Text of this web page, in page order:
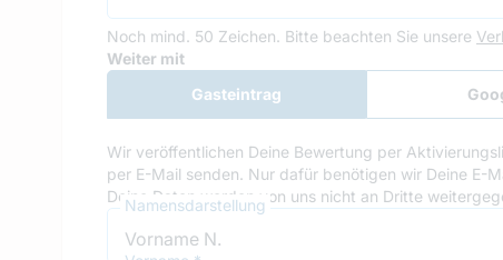
Noch mind. 50 Zeichen. Bitte beachten Sie unsere
Google Recaptcha
Weiter mit
Gasteintrag
Wir veröffentlichen Deine Bewertung per
per E-Mail senden. Nur dafür benötigen wir Deine E-
Deine Daten werden von uns nicht an Dritte
Namensdarstellung